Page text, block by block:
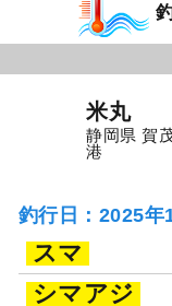
米丸
静岡県 賀
港
釣行日：2025年
スマ
シマアジ